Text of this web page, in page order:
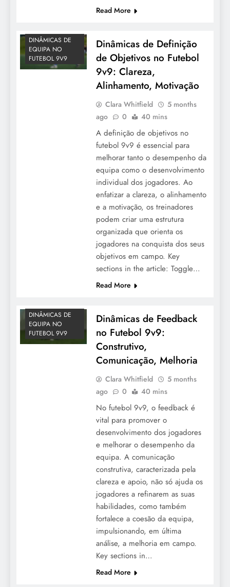
Read More
DINÂMICAS DE
EQUIPA NO
FUTEBOL 9V9
Dinâmicas de Definição
de Objetivos no Futebol
9v9: Clareza,
Alinhamento, Motivação
Clara Whitfield
5 months
ago
0 40 mins
A definição de objetivos no
futebol 9v9 é essencial para
melhorar tanto o desempenho da
equipa como o desenvolvimento
individual dos jogadores. Ao
enfatizar a clareza, o alinhamento
e a motivação, os treinadores
podem criar uma estrutura
organizada que orienta os
jogadores na conquista dos seus
objetivos em campo. Key
sections in the article: Toggle…
Read More
DINÂMICAS DE
EQUIPA NO
FUTEBOL 9V9
Dinâmicas de Feedback
no Futebol 9v9:
Construtivo,
Comunicação, Melhoria
Clara Whitfield
5 months
ago
0 40 mins
No futebol 9v9, o feedback é
vital para promover o
desenvolvimento dos jogadores
e melhorar o desempenho da
equipa. A comunicação
construtiva, caracterizada pela
clareza e apoio, não só ajuda os
jogadores a refinarem as suas
habilidades, como também
fortalece a coesão da equipa,
impulsionando, em última
análise, a melhoria em campo.
Key sections in…
Read More